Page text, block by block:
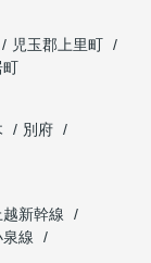
児玉郡上里町
町
別府
越新幹線
線